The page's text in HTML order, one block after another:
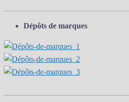
Dépôts de marques